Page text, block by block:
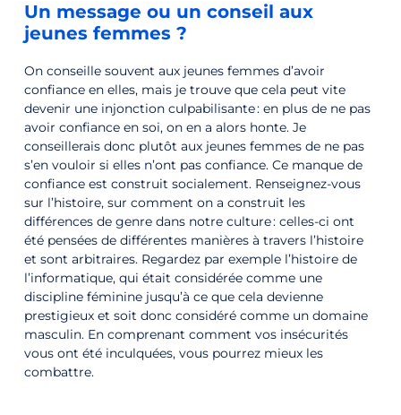
Un message ou un conseil aux
jeunes femmes ?
On conseille souvent aux jeunes femmes d’avoir
confiance en elles, mais je trouve que cela peut vite
devenir une injonction culpabilisante : en plus de ne pas
avoir confiance en soi, on en a alors honte. Je
conseillerais donc plutôt aux jeunes femmes de ne pas
s’en vouloir si elles n’ont pas confiance. Ce manque de
confiance est construit socialement. Renseignez-vous
sur l’histoire, sur comment on a construit les
différences de genre dans notre culture : celles-ci ont
été pensées de différentes manières à travers l’histoire
et sont arbitraires. Regardez par exemple l’histoire de
l’informatique, qui était considérée comme une
discipline féminine jusqu’à ce que cela devienne
prestigieux et soit donc considéré comme un domaine
masculin. En comprenant comment vos insécurités
vous ont été inculquées, vous pourrez mieux les
combattre.